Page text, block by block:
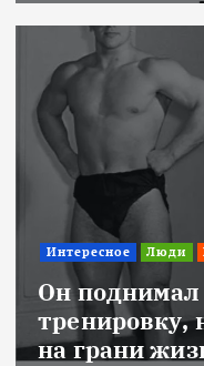
Интересное Люди
Он поднимал
тренировку,
на грани